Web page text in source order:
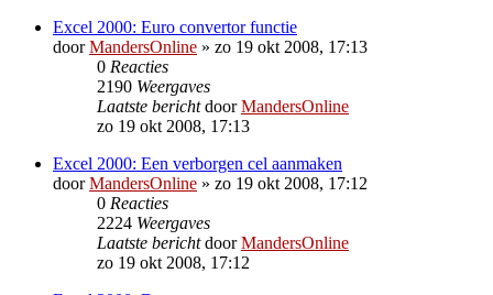
Excel 2000: Euro convertor functie
doorMandersOnline » zo 19 okt 2008, 17:13
0 Reacties
2190 Weergaves
Laatste berichtdoorMandersOnline
zo 19 okt 2008, 17:13
Excel 2000: Een verborgen cel aanmaken
doorMandersOnline » zo 19 okt 2008, 17:12
0 Reacties
2224 Weergaves
Laatste berichtdoorMandersOnline
zo 19 okt 2008, 17:12